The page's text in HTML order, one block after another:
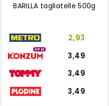
BARILLA tagliatelle 500g
2,93
HPM
3,49
3,49
3,49